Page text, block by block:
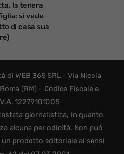
la tenera
si vede
di casa sua
di WEB 365 SRL - Via Nicola
(RM) - Codice Fiscale e
12279101005
giornalistica, in quanto
alcuna periodicità. Non può
prodotto editoriale ai sensi